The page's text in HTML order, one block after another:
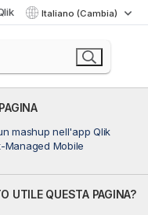
Italiano (Cambia)
mashup nell'app Qlik
Managed Mobile
UTILE QUESTA PAGINA?